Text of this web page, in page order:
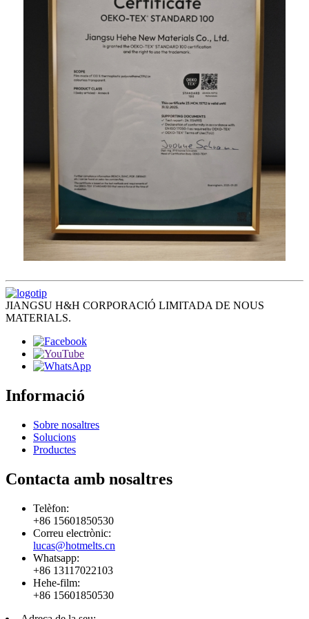
JIANGSU H&H CORPORACIÓ LIMITADA DE NOUS
MATERIALS.
Informació
Sobre nosaltres
Solucions
Productes
Contacta amb nosaltres
Telèfon:
+86 15601850530
Correu electrònic:
lucas@hotmelts.cn
Whatsapp:
+86 13117022103
Hehe-film:
+86 15601850530